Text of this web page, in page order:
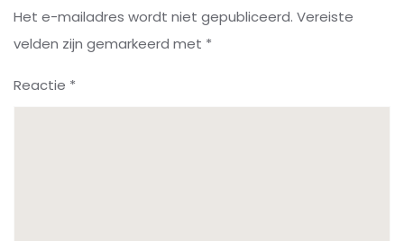
Het e-mailadres wordt niet gepubliceerd. Vereiste
velden zijn gemarkeerd met *
Reactie *